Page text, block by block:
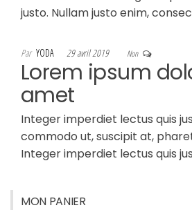
justo. Nullam justo enim,
Par YODA 29 avril 2019 Non
Lorem ipsum
amet
Integer imperdiet lectus quis
commodo ut, suscipit at,
Integer imperdiet lectus quis
MON PANIER